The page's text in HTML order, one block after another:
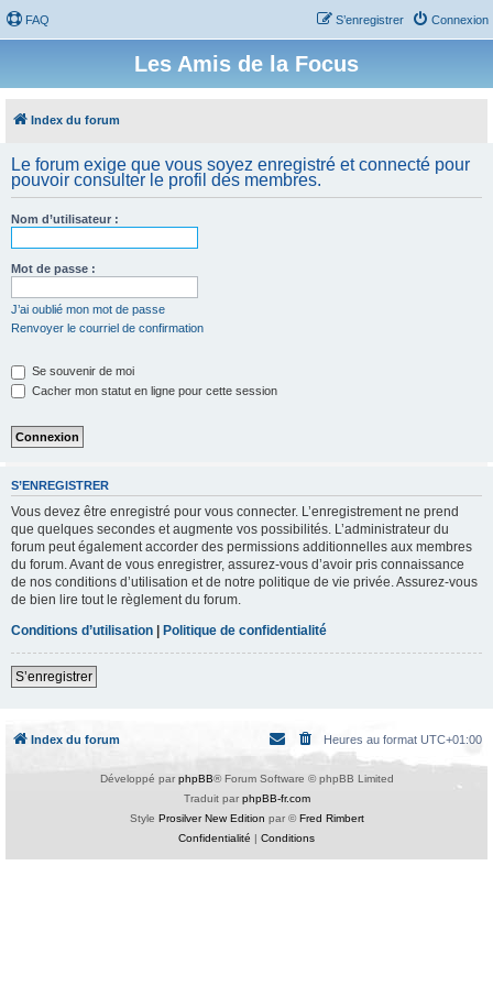
FAQ Connexion
S’enregistrer
Les Amis de la Focus
Index du forum
Le forum exige que vous soyez enregistré et connecté pour
pouvoir consulter le profil des membres.
Nom d’utilisateur :
Mot de passe :
J’ai oublié mon mot de passe
Renvoyer le courriel de confirmation
Se souvenir de moi
Cacher mon statut en ligne pour cette session
S’ENREGISTRER
Vous devez être enregistré pour vous connecter. L’enregistrement ne prend
que quelques secondes et augmente vos possibilités. L’administrateur du
forum peut également accorder des permissions additionnelles aux membres
du forum. Avant de vous enregistrer, assurez-vous d’avoir pris connaissance
de nos conditions d’utilisation et de notre politique de vie privée. Assurez-vous
de bien lire tout le règlement du forum.
Conditions d’utilisation | Politique de confidentialité
S’enregistrer
Index du forum Heures au format UTC+01:00
Développé par phpBB® Forum Software © phpBB Limited
Traduit par phpBB-fr.com
Style Prosilver New Edition par ©Fred Rimbert
Confidentialité | Conditions